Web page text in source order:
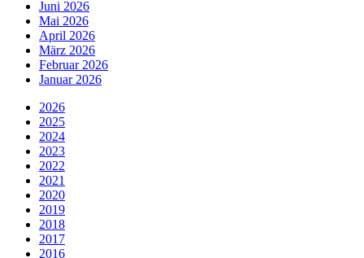
Juni 2026
Mai 2026
April 2026
März 2026
Februar 2026
Januar 2026
2026
2025
2024
2023
2022
2021
2020
2019
2018
2017
2016